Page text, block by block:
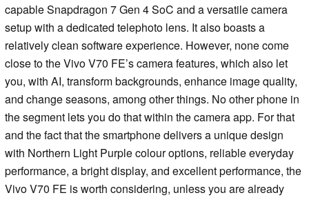
capable Snapdragon 7 Gen 4 SoC and a versatile camera
setup with a dedicated telephoto lens. It also boasts a
relatively clean software experience. However, none come
close to the Vivo V70 FE’s camera features, which also let
you, with AI, transform backgrounds, enhance image quality,
and change seasons, among other things. No other phone in
the segment lets you do that within the camera app. For that
and the fact that the smartphone delivers a unique design
with Northern Light Purple colour options, reliable everyday
performance, a bright display, and excellent performance, the
Vivo V70 FE is worth considering, unless you are already